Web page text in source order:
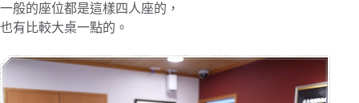
一般的座位都是這樣四人座的，
也有比較大桌一點的。